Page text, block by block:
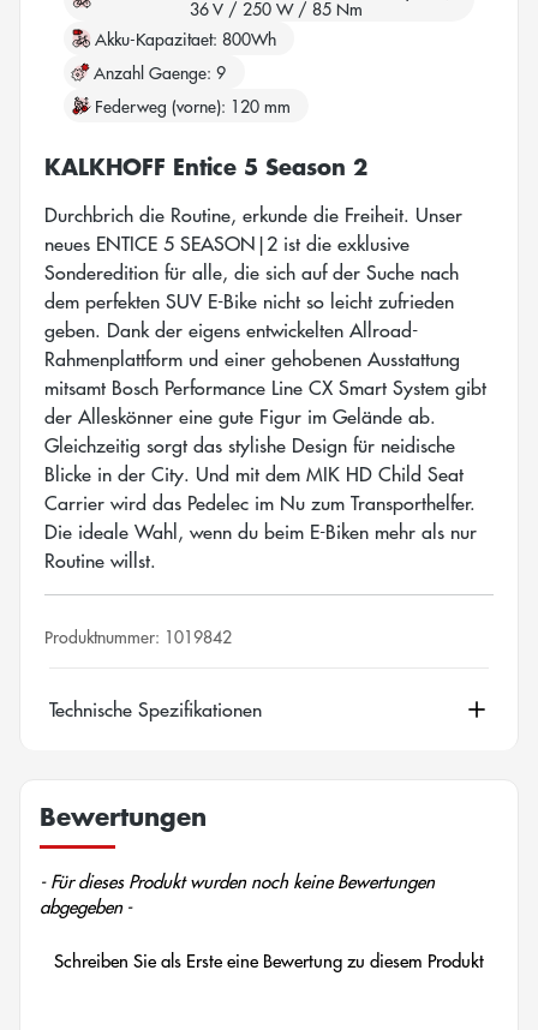
36 V / 250 W / 85 Nm
Akku-Kapazitaet 800Wh
Anzahl Gaenge 9
Federweg (vorne) 120 mm
KALKHOFF Entice 5 Season 2
Durchbrich die Routine, erkunde die Freiheit. Unser
neues ENTICE 5 SEASON|2 ist die exklusive
Sonderedition für alle, die sich auf der Suche nach
dem perfekten SUV E-Bike nicht so leicht zufrieden
geben. Dank der eigens entwickelten Allroad-
Rahmenplattform und einer gehobenen Ausstattung
mitsamt Bosch Performance Line CX Smart System gibt
der Alleskönner eine gute Figur im Gelände ab.
Gleichzeitig sorgt das stylishe Design für neidische
Blicke in der City. Und mit dem MIK HD Child Seat
Carrier wird das Pedelec im Nu zum Transporthelfer.
Die ideale Wahl, wenn du beim E-Biken mehr als nur
Routine willst.
Produktnummer: 1019842
Technische Spezifikationen
Bewertungen
- Für dieses Produkt wurden noch keine Bewertungen
abgegeben -
Schreiben Sie als Erste eine Bewertung zu diesem Produkt
New content loaded